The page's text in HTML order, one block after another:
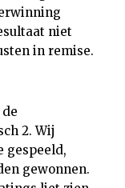
niet
in remise.
2. Wij
gespeeld,
gewonnen.